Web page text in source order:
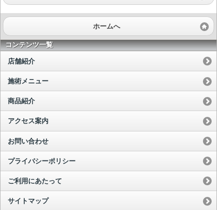
ホームへ
コンテンツ一覧
店舗紹介
施術メニュー
商品紹介
アクセス案内
お問い合わせ
プライバシーポリシー
ご利用にあたって
サイトマップ